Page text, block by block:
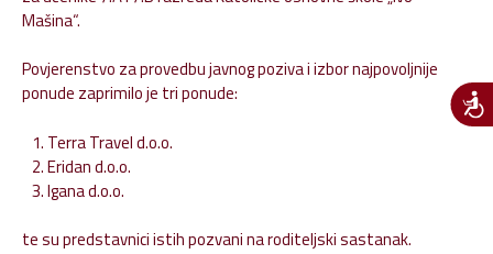
Mašina“.
Povjerenstvo za provedbu javnog poziva i izbor najpovoljnije
ponude zaprimilo je tri ponude:
Terra Travel d.o.o.
Eridan d.o.o.
Igana d.o.o.
te su predstavnici istih pozvani na roditeljski sastanak.